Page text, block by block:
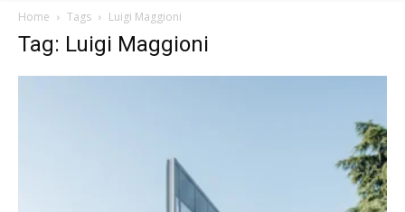
Home Tags Luigi Maggioni
Tag: Luigi Maggioni